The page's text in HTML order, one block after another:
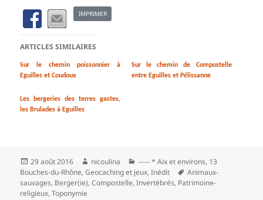
IMPRIMER
ARTICLES SIMILAIRES
Sur le chemin poissonnier à
Eguilles et Coudoux
Sur le chemin de Compostelle
entre Eguilles et Pélissanne
Les bergeries des terres gastes,
les Brulades à Eguilles
Publié
le
29 août 2016 Auteur
nicoulina Catégories
----- * Aix et environs, 13
Bouches-du-Rhône,Geocaching et jeux,Inédit Mots-
clés
Animaux-
sauvages, Berger(ie),Compostelle,Invertébrés, Patrimoine-
religieux,Toponymie